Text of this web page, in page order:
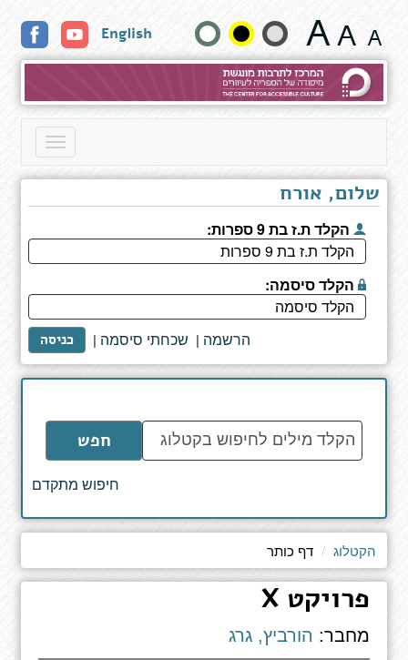
כותר
שנה
גודל
טקסט
English
Toggle
שלום, אורח
הקלד ת.ז בת 9 ספרות:
הקלד סיסמה:
כניסה | שכחתי סיסמה | הרשמה
הקלד
מילים
לחיפוש
חפש
חיפוש מתקדם
הקטלוג דף כותר
‫פרויקט X
מחבר: הורביץ, גרג